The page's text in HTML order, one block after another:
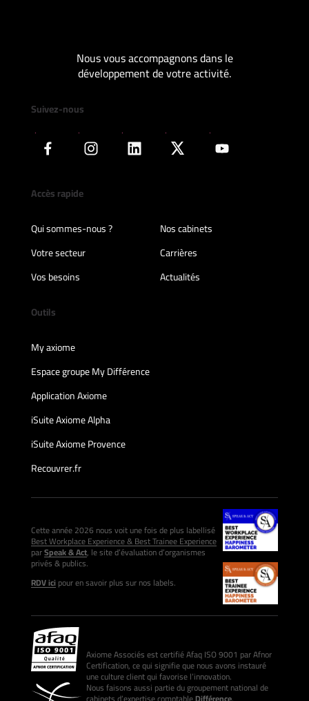
Nous vous accompagnons dans le
développement de votre activité.
Suivez-nous
Accès rapide
Qui sommes-nous ?
Nos cabinets
Votre secteur
Carrières
Vos besoins
Actualités
Outils
My axiome
Espace groupe My Différence
Application Axiome
iSuite Axiome Alpha
iSuite Axiome Provence
Recouvrer.fr
Cette année 2026 nous voit une fois de plus labellisé
Best Workplace Experience & Best Trainee Experience
parSpeak & Act, le site d’évaluation d’organismes
privés & publics.
RDV icipour en savoir plus sur nos labels.
Axiome Associés est certifié Afaq ISO 9001 par Afnor
Certification, ce qui signifie que nous avons instauré
une culture client qui favorise l’innovation.
Nous faisons aussi partie du groupement national de